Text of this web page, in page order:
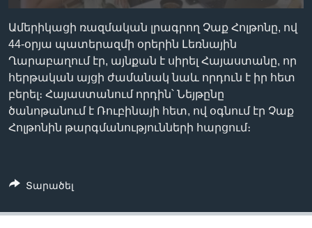
Ամերիկացի ռազմական լրագրող Չաք Հոլթոնը, ով
44-օրյա պատերազմի օրերին Լեռնային
Ղարաբաղում էր, այնքան է սիրել Հայաստանը, որ
հերթական այցի ժամանակ նաև որդուն է իր հետ
բերել։ Հայաստանում որդին՝ Նեյթընը
ծանոթանում է Ռուբինայի հետ, ով օգնում էր Չաք
Հոլթոնին թարգմանությունների հարցում։
Տարածել